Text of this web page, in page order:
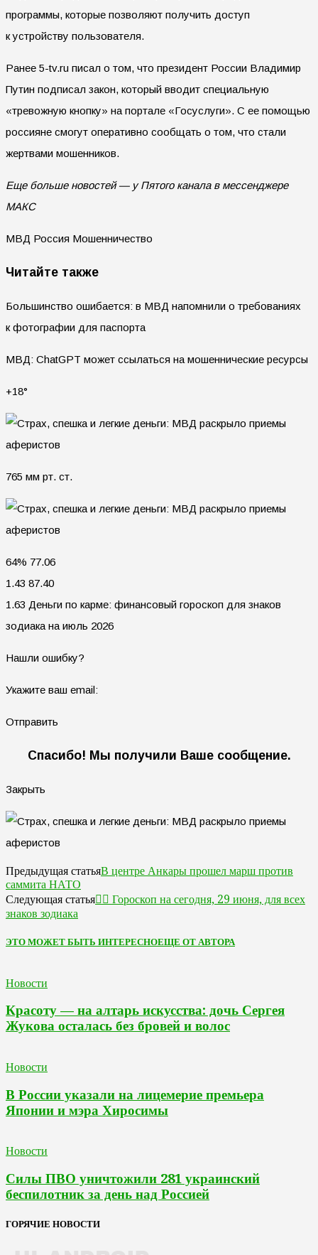
программы, которые позволяют получить доступ
к устройству пользователя.
Ранее 5-tv.ru писал о том, что президент России Владимир
Путин подписал закон, который вводит специальную
«тревожную кнопку» на портале «Госуслуги». С ее помощью
россияне смогут оперативно сообщать о том, что стали
жертвами мошенников.
Еще больше новостей — у Пятого канала в мессенджере
МАКС
МВД Россия Мошенничество
Читайте также
Большинство ошибается: в МВД напомнили о требованиях
к фотографии для паспорта
МВД: ChatGPT может ссылаться на мошеннические ресурсы
+18°
765 мм рт. ст.
64% 77.06
1.43 87.40
1.63 Деньги по карме: финансовый гороскоп для знаков
зодиака на июль 2026
Нашли ошибку?
Укажите ваш email:
Отправить
Спасибо! Мы получили Ваше сообщение.
Закрыть
Предыдущая статьяВ центре Анкары прошел марш против
саммита НАТО
Следующая статья🧙‍♀ Гороскоп на сегодня, 29 июня, для всех
знаков зодиака
ЭТО МОЖЕТ БЫТЬ ИНТЕРЕСНОЕЩЕ ОТ АВТОРА
Новости
Красоту — на алтарь искусства: дочь Сергея
Жукова осталась без бровей и волос
Новости
В России указали на лицемерие премьера
Японии и мэра Хиросимы
Новости
Силы ПВО уничтожили 281 украинский
беспилотник за день над Россией
ГОРЯЧИЕ НОВОСТИ